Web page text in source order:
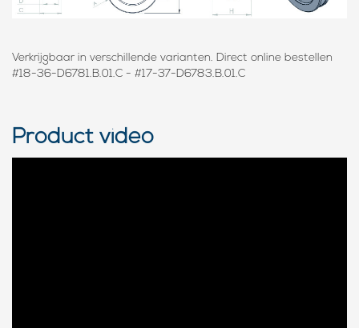
Verkrijgbaar in verschillende varianten. Direct online bestellen
#18-36-D6781.B.01.C - #17-37-D6783.B.01.C
Product video